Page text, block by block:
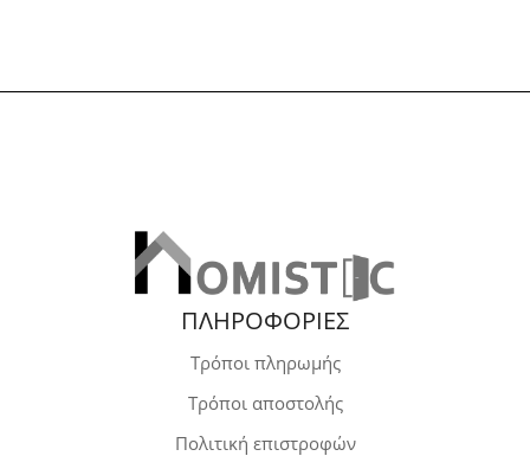
ΠΛΗΡΟΦΟΡΙΕΣ
Τρόποι πληρωμής
Τρόποι αποστολής
Πολιτική επιστροφών